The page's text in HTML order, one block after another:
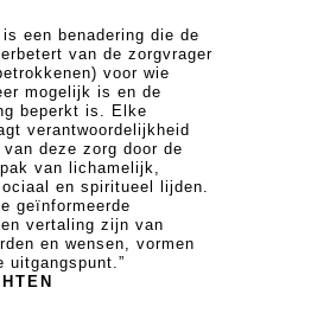
een benadering die de
van de zorgvrager
voor wie
mogelijk is en de
beperkt is. Elke
verantwoordelijkheid
deze zorg door de
van lichamelijk,
en spiritueel lijden.
geïnformeerde
vertaling zijn van
en wensen, vormen
uitgangspunt.”